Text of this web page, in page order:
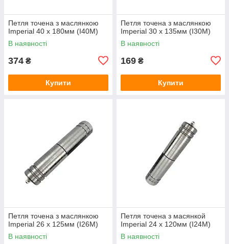
Петля точена з маслянкою
Imperial 40 x 180мм (I40M)
В наявності
374 ₴
Купити
Петля точена з маслянкою
Imperial 30 x 135мм (I30M)
В наявності
169 ₴
Купити
Петля точена з маслянкою
Imperial 26 x 125мм (I26M)
В наявності
Петля точена з масянкой
Imperial 24 x 120мм (I24M)
В наявності